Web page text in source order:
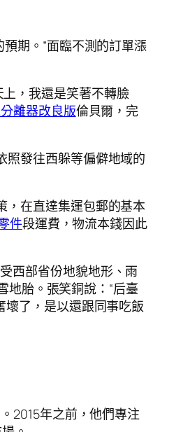
期。”面臨不測的訂單漲
，我還是笑著不轉臉
離器改良版倫貝爾，完
照發往西躲等偏僻地域的
，在直達集運包郵的基本
件段運費，物流本錢因此
西部省份地貌地形、雨
地胎。張笑銅說：“后臺
了，是以還跟同事吃飯
2015年之前，他們專注